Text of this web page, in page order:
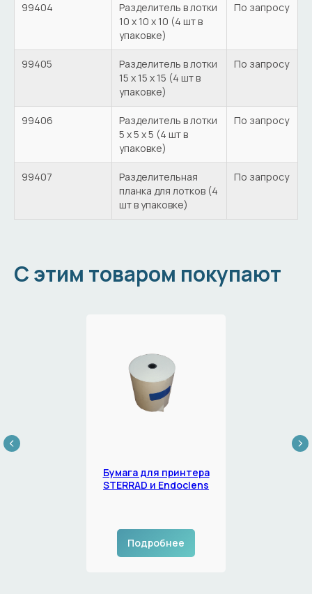
99404
Разделитель в лотки
10 х 10 х 10 (4 шт в
упаковке)
По запросу
99405
Разделитель в лотки
15 х 15 х 15 (4 шт в
упаковке)
По запросу
99406
Разделитель в лотки
5 х 5 х 5 (4 шт в
упаковке)
По запросу
99407
Разделительная
планка для лотков (4
шт в упаковке)
По запросу
С этим товаром покупают
Бумага для принтера
STERRAD и Endoclens
Подробнее